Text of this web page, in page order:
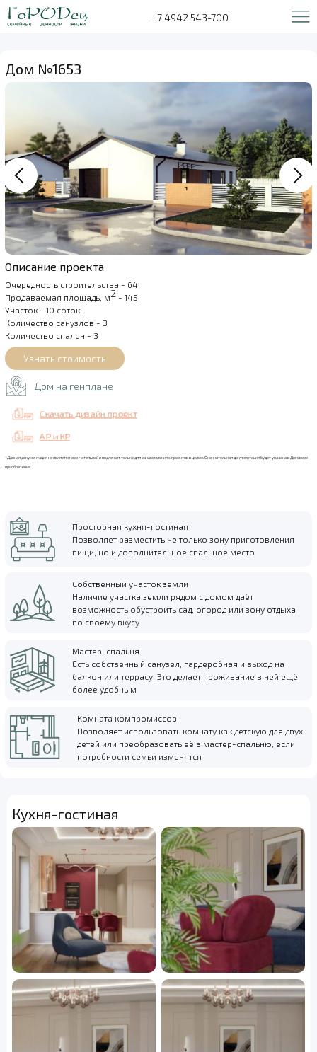
+7 4942 543-700
Дом №1653
Описание проекта
Очередность строительства - 64
Продаваемая площадь, м2 - 145
Участок - 10 соток
Количество санузлов - 3
Количество спален - 3
Дом на генплане
Скачать дизайн проект
АР и КР
*Данная документация не является окончательной и подлежит только для ознакомления с проектов в целом. Окончательная документация будет указана в Договоре
приобретения.
Просторная кухня-гостиная
Позволяет разместить не только зону приготовления
пищи, но и дополнительное спальное место
Собственный участок земли
Наличие участка земли рядом с домом даёт
возможность обустроить сад, огород или зону отдыха
по своему вкусу
Мастер-спальня
Есть собственный санузел, гардеробная и выход на
балкон или террасу. Это делает проживание в ней ещё
более удобным
Комната компромиссов
Позволяет использовать комнату как детскую для двух
детей или преобразовать её в мастер-спальню, если
потребности семьи изменятся
Кухня-гостиная